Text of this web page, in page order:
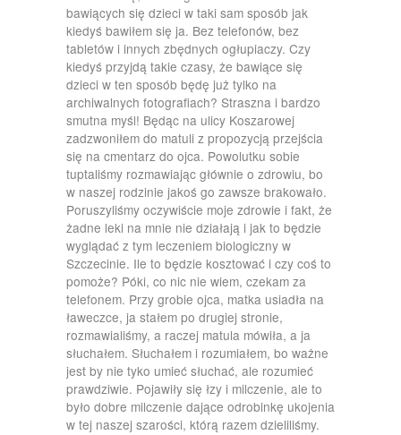
bawiących się dzieci w taki sam sposób jak
kiedyś bawiłem się ja. Bez telefonów, bez
tabletów i innych zbędnych ogłupiaczy. Czy
kiedyś przyjdą takie czasy, że bawiące się
dzieci w ten sposób będę już tylko na
archiwalnych fotografiach? Straszna i bardzo
smutna myśl! Będąc na ulicy Koszarowej
zadzwoniłem do matuli z propozycją przejścia
się na cmentarz do ojca. Powolutku sobie
tuptaliśmy rozmawiając głównie o zdrowiu, bo
w naszej rodzinie jakoś go zawsze brakowało.
Poruszyliśmy oczywiście moje zdrowie i fakt, że
żadne leki na mnie nie działają i jak to będzie
wyglądać z tym leczeniem biologiczny w
Szczecinie. Ile to będzie kosztować i czy coś to
pomoże? Póki, co nic nie wiem, czekam za
telefonem. Przy grobie ojca, matka usiadła na
ławeczce, ja stałem po drugiej stronie,
rozmawialiśmy, a raczej matula mówiła, a ja
słuchałem. Słuchałem i rozumiałem, bo ważne
jest by nie tyko umieć słuchać, ale rozumieć
prawdziwie. Pojawiły się łzy i milczenie, ale to
było dobre milczenie dające odrobinkę ukojenia
w tej naszej szarości, którą razem dzieliliśmy.